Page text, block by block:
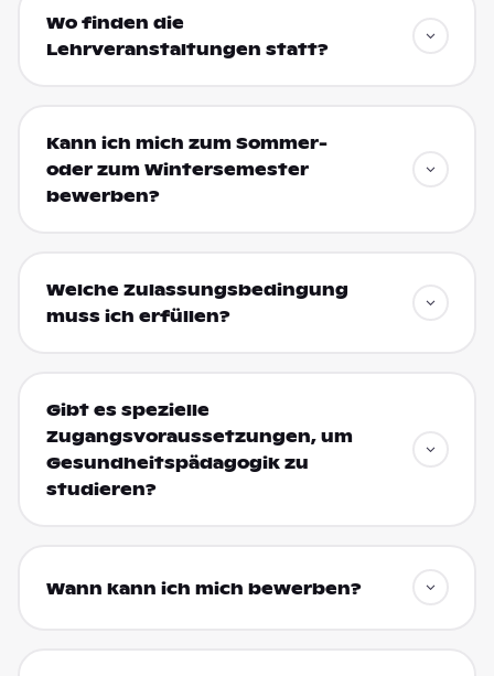
Wo finden die
Lehrveranstaltungen statt?
Kann ich mich zum Sommer-
oder zum Wintersemester
bewerben?
Welche Zulassungsbedingung
muss ich erfüllen?
Gibt es spezielle
Zugangsvoraussetzungen, um
Gesundheitspädagogik zu
studieren?
Wann kann ich mich bewerben?